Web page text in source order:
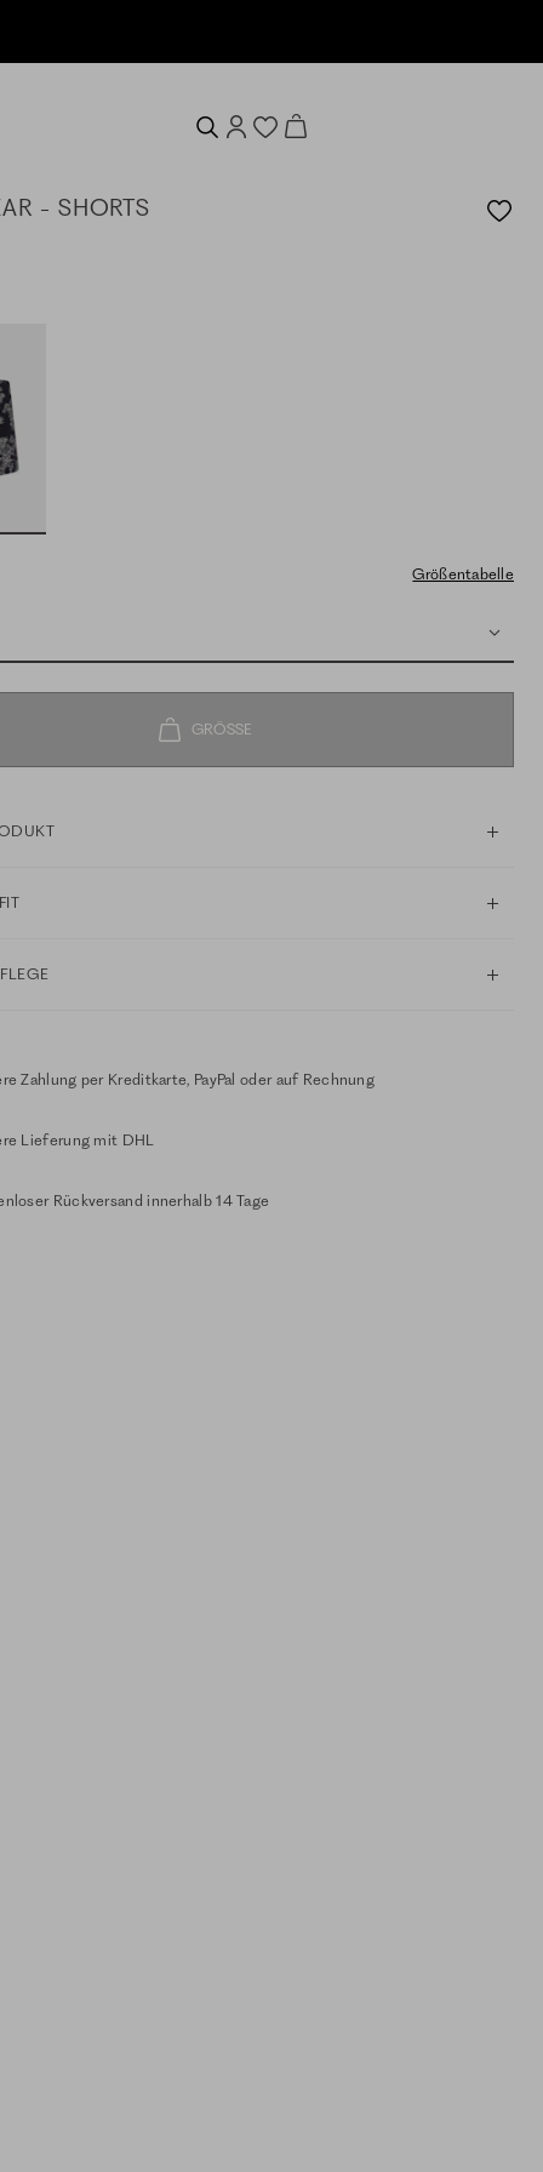
- SHORTS
Größentabelle
Zahlung per Kreditkarte, PayPal oder auf Rechnung
Lieferung mit DHL
Rückversand innerhalb 14 Tage